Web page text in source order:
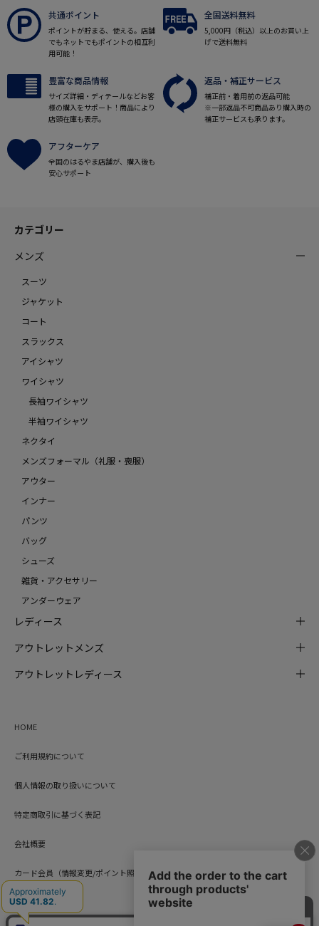
共通ポイント
ポイントが貯まる、使える。店舗
でもネットでもポイントの相互利
用可能！
全国送料無料
5,000円（税込）以上のお買い上
げで送料無料
豊富な商品情報
サイズ詳細・ディテールなどお客
様の購入をサポート！商品により
店頭在庫も表示。
返品・補正サービス
補正前・着用前の返品可能
※一部返品不可商品あり購入時の
補正サービスも承ります。
アフターケア
全国のはるやま店舗が、購入後も
安心サポート
カテゴリー
メンズ
スーツ
ジャケット
コート
スラックス
アイシャツ
ワイシャツ
長袖ワイシャツ
半袖ワイシャツ
ネクタイ
メンズフォーマル（礼服・喪服）
アウター
インナー
パンツ
バッグ
シューズ
雑貨・アクセサリー
アンダーウェア
レディース
アウトレットメンズ
アウトレットレディース
HOME
ご利用規約について
個人情報の取り扱いについて
特定商取引に基づく表記
会社概要
カード会員（情報変更/ポイント照会）
お問い合わせ